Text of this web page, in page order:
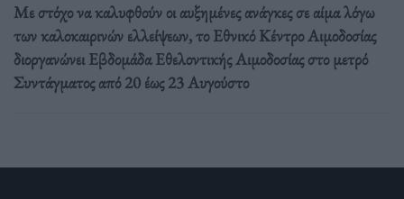
Με στόχο να καλυφθούν οι αυξημένες ανάγκες σε αίμα λόγω
των καλοκαιρινών ελλείψεων, το Εθνικό Κέντρο Αιμοδοσίας
διοργανώνει Εβδομάδα Εθελοντικής Αιμοδοσίας στο μετρό
Συντάγματος από 20 έως 23 Αυγούστο